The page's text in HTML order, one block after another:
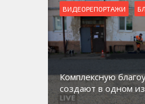
ВИДЕОРЕПОРТАЖИ
Комплексную
создают в одном